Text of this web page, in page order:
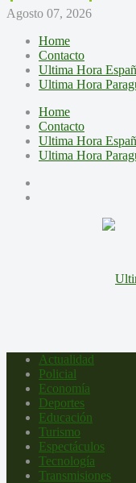
Agosto 07, 2026
Home
Contacto
Ultima Hora
Ultima Hora
Home
Contacto
Ultima Hora
Ultima Hora
Actualidad
Policial
Economía
Deportes
Educación
Turismo
Espectáculos
Tecnología
Transmisiones